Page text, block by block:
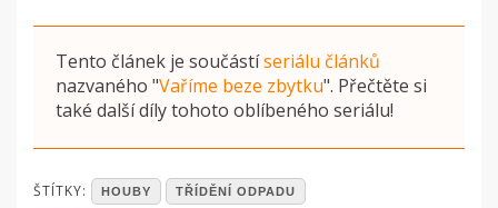
Tento článek je součástíseriálu článků
nazvaného "Vaříme beze zbytku". Přečtěte si
také další díly tohoto oblíbeného seriálu!
POSTED
ŠTÍTKY: HOUBY TŘÍDĚNÍ ODPADU